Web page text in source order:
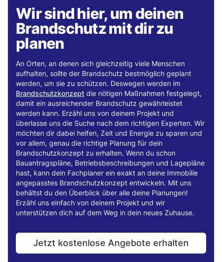
Wir sind hier, um deinen
Brandschutz mit dir zu
planen
An Orten, an denen sich gleichzeitig viele Menschen
aufhalten, sollte der Brandschutz bestmöglich geplant
werden, um sie zu schützen. Deswegen werden im
Brandschutzkonzept die nötigen Maßnahmen festgelegt,
damit ein ausreichender Brandschutz gewährleistet
werden kann. Erzähl uns von deinem Projekt und
überlasse uns die Suche nach dem richtigen Experten. Wir
möchten dir dabei helfen, Zeit und Energie zu sparen und
vor allem, genau die richtige Planung für dein
Brandschutzkonzept zu erhalten. Wenn du schon
Bauantragspläne, Betriebsbeschreibungen und Lagepläne
hast, kann dein Fachplaner ein exakt an deine Immobilie
angepasstes Brandschutzkonzept entwickeln. Mit uns
behältst du den Überblick über alle deine Planungen!
Erzähl uns einfach von deinem Projekt und wir
unterstützen dich auf dem Weg in dein neues Zuhause.
Jetzt kostenlose Angebote erhalten